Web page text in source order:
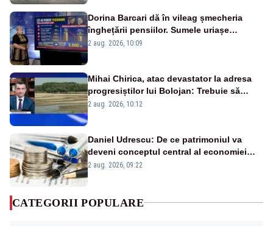
Dorina Barcari dă în vileag șmecheria
înghețării pensiilor. Sumele uriașe
pierdute de fiecare român
2 aug. 2026, 10:09
Mihai Chirica, atac devastator la adresa
progresiștilor lui Bolojan: Trebuie să
protejăm și natura, dar nu șținem omaneii
2 aug. 2026, 10:12
Daniel Udrescu: De ce patrimoniul va
deveni conceptul central al economiei
viitoare?
2 aug. 2026, 09:22
CATEGORII POPULARE